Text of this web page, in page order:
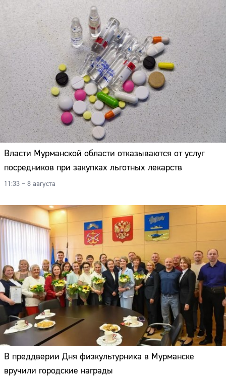
Власти Мурманской области отказываются от услуг
посредников при закупках льготных лекарств
11:33 – 8 августа
В преддверии Дня физкультурника в Мурманске
вручили городские награды